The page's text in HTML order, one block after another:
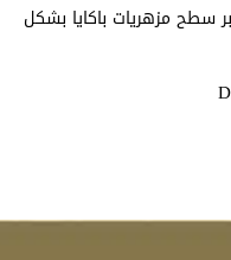
سطح مزهريات باكايا بشكل
المنصهر على
هذه المزهريات ذات العنق
مزيج ديناميكي
بطابع فريد وتباين